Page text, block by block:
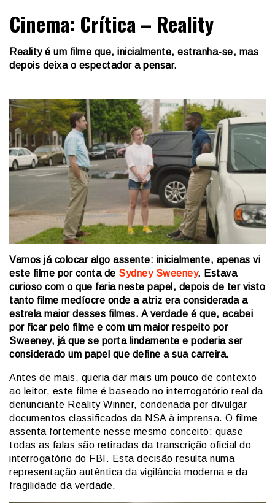
Central Comics
Cinema: Crítica – Reality
Reality é um filme que, inicialmente, estranha-se, mas
depois deixa o espectador a pensar.
Vamos já colocar algo assente: inicialmente, apenas vi
este filme por conta de Sydney Sweeney. Estava
curioso com o que faria neste papel, depois de ter visto
tanto filme medíocre onde a atriz era considerada a
estrela maior desses filmes. A verdade é que, acabei
por ficar pelo filme e com um maior respeito por
Sweeney, já que se porta lindamente e poderia ser
considerado um papel que define a sua carreira.
Antes de mais, queria dar mais um pouco de contexto
ao leitor, este filme é baseado no interrogatório real da
denunciante Reality Winner, condenada por divulgar
documentos classificados da NSA à imprensa. O filme
assenta fortemente nesse mesmo conceito: quase
todas as falas são retiradas da transcrição oficial do
interrogatório do FBI. Esta decisão resulta numa
representação autêntica da vigilância moderna e da
fragilidade da verdade.